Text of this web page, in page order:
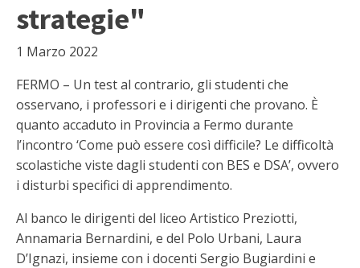
strategie"
1 Marzo 2022
FERMO – Un test al contrario, gli studenti che
osservano, i professori e i dirigenti che provano. È
quanto accaduto in Provincia a Fermo durante
l’incontro ‘Come può essere così difficile? Le difficoltà
scolastiche viste dagli studenti con BES e DSA’, ovvero
i disturbi specifici di apprendimento.
Al banco le dirigenti del liceo Artistico Preziotti,
Annamaria Bernardini, e del Polo Urbani, Laura
D’Ignazi, insieme con i docenti Sergio Bugiardini e